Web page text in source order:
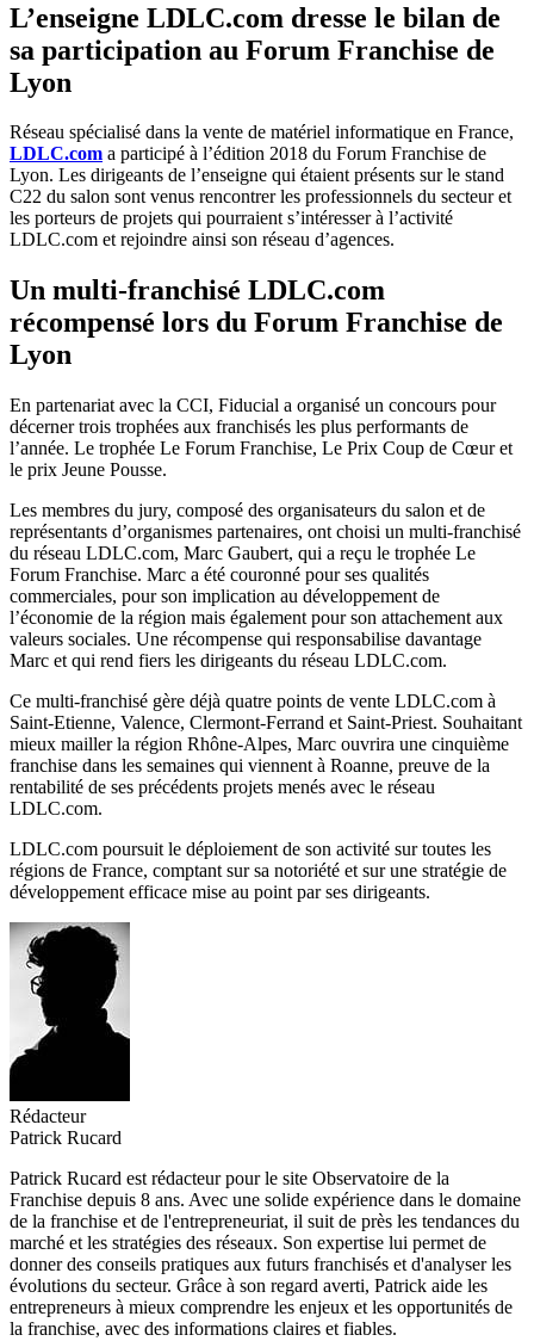
L’enseigne LDLC.com dresse le bilan de
sa participation au Forum Franchise de
Lyon
Réseau spécialisé dans la vente de matériel informatique en France,
LDLC.com a participé à l’édition 2018 du Forum Franchise de
Lyon. Les dirigeants de l’enseigne qui étaient présents sur le stand
C22 du salon sont venus rencontrer les professionnels du secteur et
les porteurs de projets qui pourraient s’intéresser à l’activité
LDLC.com et rejoindre ainsi son réseau d’agences.
Un multi-franchisé LDLC.com
récompensé lors du Forum Franchise de
Lyon
En partenariat avec la CCI, Fiducial a organisé un concours pour
décerner trois trophées aux franchisés les plus performants de
l’année. Le trophée Le Forum Franchise, Le Prix Coup de Cœur et
le prix Jeune Pousse.
Les membres du jury, composé des organisateurs du salon et de
représentants d’organismes partenaires, ont choisi un multi-franchisé
du réseau LDLC.com, Marc Gaubert, qui a reçu le trophée Le
Forum Franchise. Marc a été couronné pour ses qualités
commerciales, pour son implication au développement de
l’économie de la région mais également pour son attachement aux
valeurs sociales. Une récompense qui responsabilise davantage
Marc et qui rend fiers les dirigeants du réseau LDLC.com.
Ce multi-franchisé gère déjà quatre points de vente LDLC.com à
Saint-Etienne, Valence, Clermont-Ferrand et Saint-Priest. Souhaitant
mieux mailler la région Rhône-Alpes, Marc ouvrira une cinquième
franchise dans les semaines qui viennent à Roanne, preuve de la
rentabilité de ses précédents projets menés avec le réseau
LDLC.com.
LDLC.com poursuit le déploiement de son activité sur toutes les
régions de France, comptant sur sa notoriété et sur une stratégie de
développement efficace mise au point par ses dirigeants.
Rédacteur
Patrick Rucard
Patrick Rucard est rédacteur pour le site Observatoire de la
Franchise depuis 8 ans. Avec une solide expérience dans le domaine
de la franchise et de l'entrepreneuriat, il suit de près les tendances du
marché et les stratégies des réseaux. Son expertise lui permet de
donner des conseils pratiques aux futurs franchisés et d'analyser les
évolutions du secteur. Grâce à son regard averti, Patrick aide les
entrepreneurs à mieux comprendre les enjeux et les opportunités de
la franchise, avec des informations claires et fiables.